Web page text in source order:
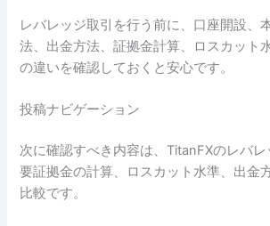
レバレッジ取引を行う前に、口座開設、
法、出金方法、証拠金計算、ロスカット
の違いを確認しておくと安心です。
投稿ナビゲーション
次に確認すべき内容は、TitanFXのレバ
要証拠金の計算、ロスカット水準、出金
比較です。